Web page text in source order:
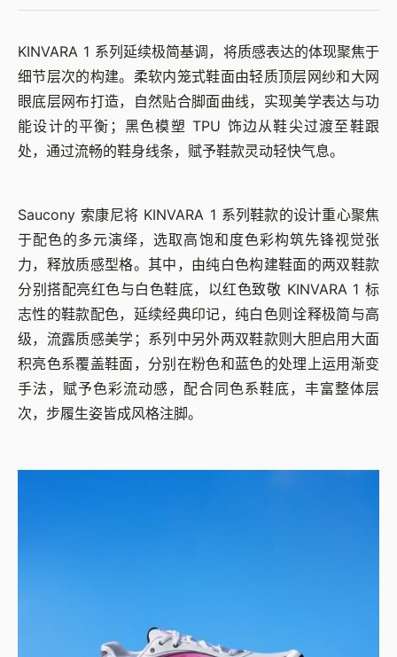
KINVARA 1 系列延续极简基调，将质感表达的体现聚焦于
细节层次的构建。柔软内笼式鞋面由轻质顶层网纱和大网
眼底层网布打造，自然贴合脚面曲线，实现美学表达与功
能设计的平衡；黑色模塑 TPU 饰边从鞋尖过渡至鞋跟
处，通过流畅的鞋身线条，赋予鞋款灵动轻快气息。
Saucony 索康尼将 KINVARA 1 系列鞋款的设计重心聚焦
于配色的多元演绎，选取高饱和度色彩构筑先锋视觉张
力，释放质感型格。其中，由纯白色构建鞋面的两双鞋款
分别搭配亮红色与白色鞋底，以红色致敬 KINVARA 1 标
志性的鞋款配色，延续经典印记，纯白色则诠释极简与高
级，流露质感美学；系列中另外两双鞋款则大胆启用大面
积亮色系覆盖鞋面，分别在粉色和蓝色的处理上运用渐变
手法，赋予色彩流动感，配合同色系鞋底，丰富整体层
次，步履生姿皆成风格注脚。